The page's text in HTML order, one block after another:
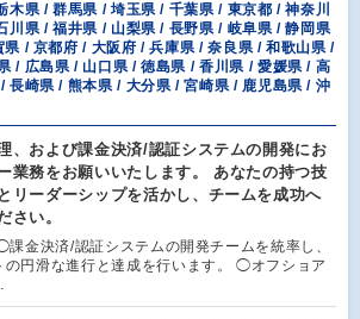
木県 / 群馬県 / 埼玉県 / 千葉県 / 東京都 / 神奈川
川県 / 福井県 / 山梨県 / 長野県 / 岐阜県 / 静岡県
/ 京都府 / 大阪府 / 兵庫県 / 奈良県 / 和歌山県 /
/ 広島県 / 山口県 / 徳島県 / 香川県 / 愛媛県 / 高
長崎県 / 熊本県 / 大分県 / 宮崎県 / 鹿児島県 / 沖
、および課金決済/認証システムの開発にお
業務をお願いいたします。 あなたの持つ技
リーダーシップを活かし、チームを成功へ
さい。
金決済/認証システムの開発チームを統率し、
の円滑な進行と達成を行います。 ◯オフショア